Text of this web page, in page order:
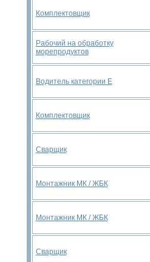
Комплектовщик
Рабочий на обработку
морепродуктов
Водитель категории Е
Комплектовщик
Сварщик
Монтажник МК / ЖБК
Монтажник МК / ЖБК
Сварщик